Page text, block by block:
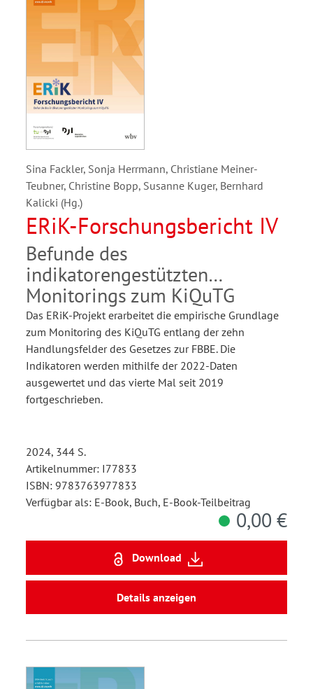
Sina Fackler, Sonja Herrmann, Christiane Meiner-
Teubner, Christine Bopp, Susanne Kuger, Bernhard
Kalicki (Hg.)
ERiK-Forschungsbericht IV
Befunde des
indikatorengestützten
Monitorings zum KiQuTG
Das ERiK-Projekt erarbeitet die empirische Grundlage
zum Monitoring des KiQuTG entlang der zehn
Handlungsfelder des Gesetzes zur FBBE. Die
Indikatoren werden mithilfe der 2022-Daten
ausgewertet und das vierte Mal seit 2019
fortgeschrieben.
2024, 344 S.
Artikelnummer: I77833
ISBN: 9783763977833
Verfügbar als: E-Book, Buch, E-Book-Teilbeitrag
0,00 €
Download
Details anzeigen